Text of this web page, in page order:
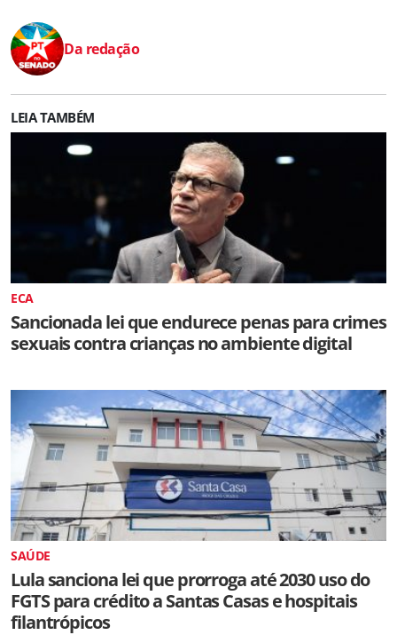
Da redação
LEIA TAMBÉM
ECA
Sancionada lei que endurece penas para crimes
sexuais contra crianças no ambiente digital
SAÚDE
Lula sanciona lei que prorroga até 2030 uso do
FGTS para crédito a Santas Casas e hospitais
filantrópicos